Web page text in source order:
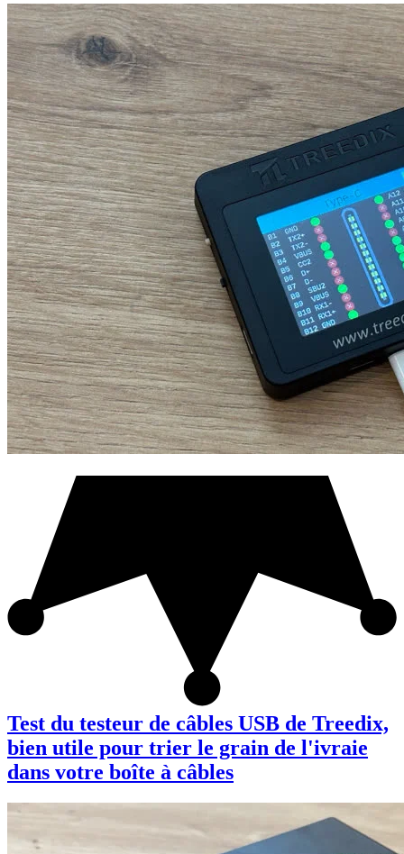
Test du testeur de câbles USB de Treedix,
bien utile pour trier le grain de l'ivraie
dans votre boîte à câbles